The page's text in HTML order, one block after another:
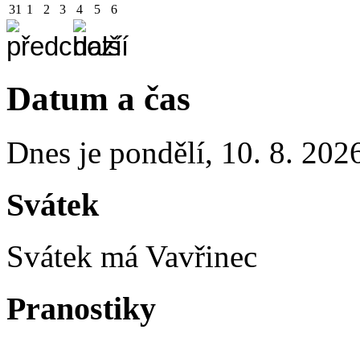
31 1 2 3 4 5 6
Datum a čas
Dnes je pondělí, 10. 8.
Svátek
Svátek má Vavřinec
Pranostiky